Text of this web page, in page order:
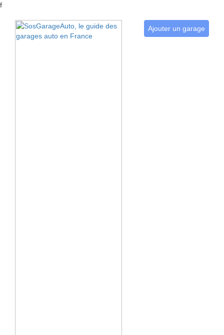
f
Ajouter un garage